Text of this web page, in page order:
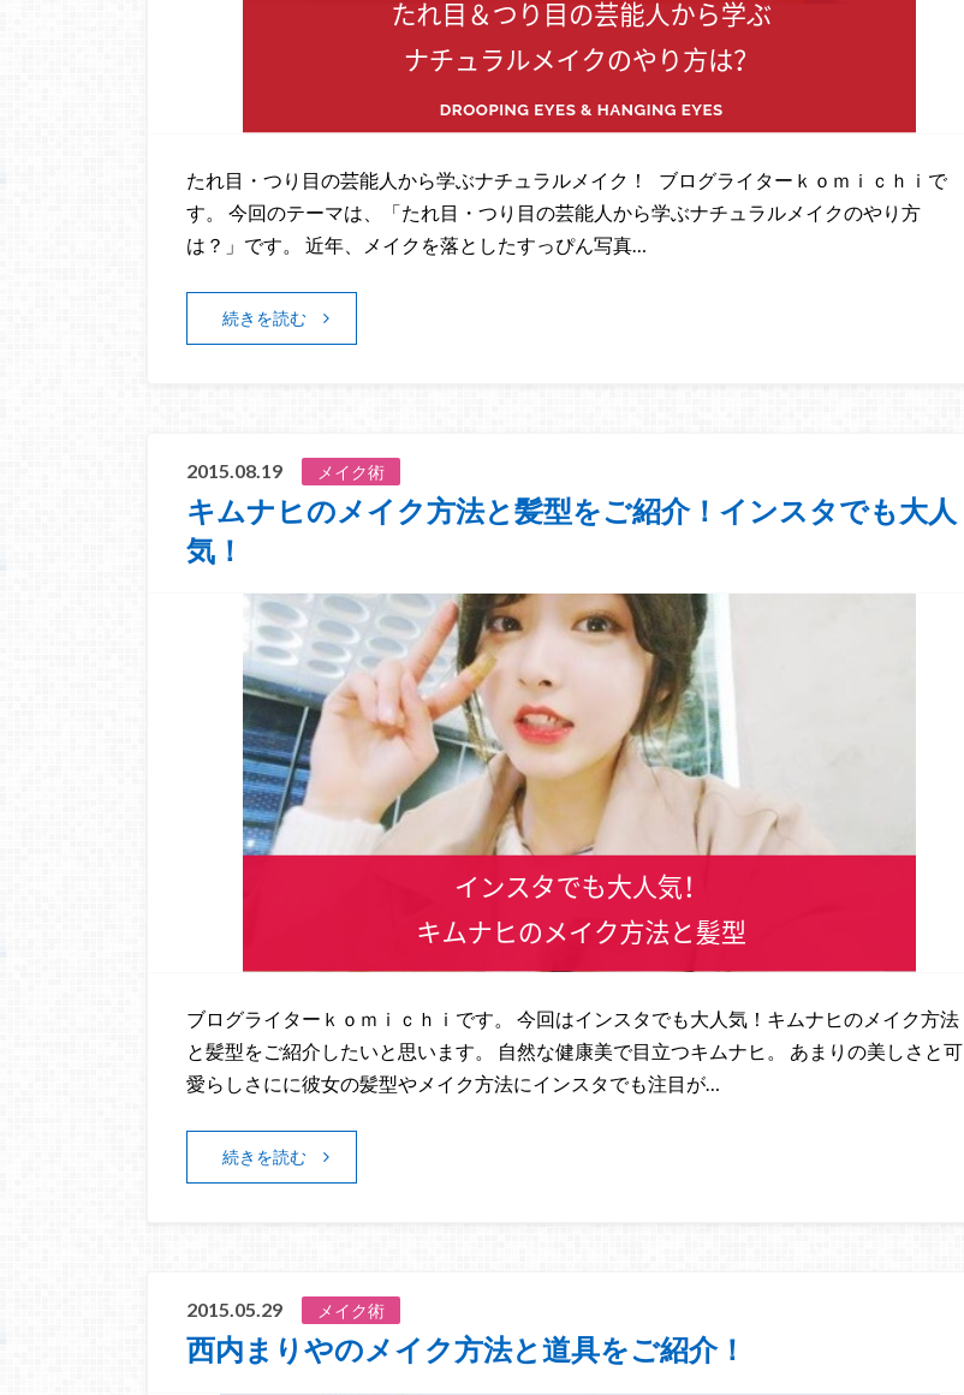
たれ目・つり目の芸能人から学ぶナチュラルメイク！ ブログライターｋｏｍｉｃｈｉで
す。 今回のテーマは、「たれ目・つり目の芸能人から学ぶナチュラルメイクのやり方
は？」です。 近年、メイクを落としたすっぴん写真…
続きを読む
2015.08.19 メイク術
キムナヒのメイク方法と髪型をご紹介！インスタでも大人
気！
ブログライターｋｏｍｉｃｈｉです。 今回はインスタでも大人気！キムナヒのメイク方法
と髪型をご紹介したいと思います。 自然な健康美で目立つキムナヒ。 あまりの美しさと可
愛らしさにに彼女の髪型やメイク方法にインスタでも注目が…
続きを読む
2015.05.29 メイク術
西内まりやのメイク方法と道具をご紹介！